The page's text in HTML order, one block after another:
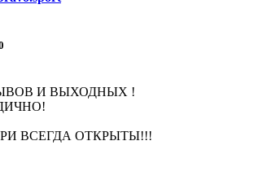
И ВЫХОДНЫХ !
ВСЕГДА ОТКРЫТЫ!!!